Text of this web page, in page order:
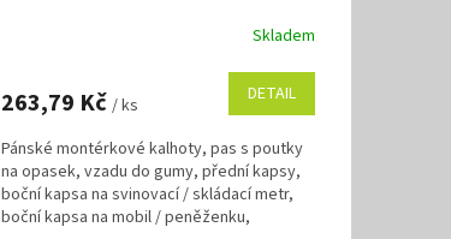
Skladem
263,79 Kč / ks DETAIL
Pánské montérkové kalhoty, pas s poutky
na opasek, vzadu do gumy, přední kapsy,
boční kapsa na svinovací / skládací metr,
boční kapsa na mobil / peněženku,